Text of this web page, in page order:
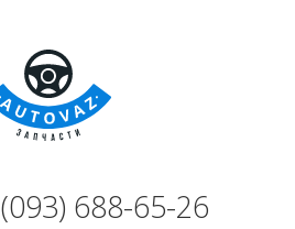
(093) 688-65-26